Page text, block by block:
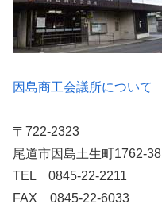
因島商工会議所について
〒722-2323
尾道市因島土生町1762-38
TEL 0845-22-2211
FAX 0845-22-6033